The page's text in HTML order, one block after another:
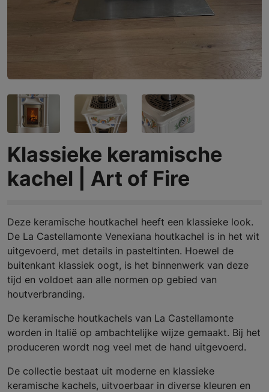
Klassieke keramische
kachel | Art of Fire
Deze keramische houtkachel heeft een klassieke look.
De La Castellamonte Venexiana houtkachel is in het wit
uitgevoerd, met details in pasteltinten. Hoewel de
buitenkant klassiek oogt, is het binnenwerk van deze
tijd en voldoet aan alle normen op gebied van
houtverbranding.
De keramische houtkachels van La Castellamonte
worden in Italië op ambachtelijke wijze gemaakt. Bij het
produceren wordt nog veel met de hand uitgevoerd.
De collectie bestaat uit moderne en klassieke
keramische kachels, uitvoerbaar in diverse kleuren en